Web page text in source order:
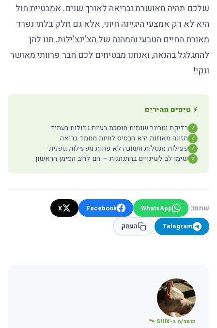
שלכם תהיה מאושרת ובריאה לאורך שנים. אמבטיית חול
היא לא רק אמצעי היגיינה חיוני, אלא גם חלק בלתי נפרד
מאורח החיים הטבעי והמהנה של הצ'ינצ'ילות. תנו להן
להתגלגל בהנאה, ואנחנו מבטיחים לכם חבר פרוותי מאושר
ונקי!
⚡ טיפים מהירים
✓ בדיקת וטרינר שנתית חוסכת בעיות גדולות בעתיד
✓ תזונה מאוזנת היא הבסיס לחיות מחמד בריאה
✓ פעילות מנטלית חשובה לא פחות מפעילות גופנית
✓ שימו לב לשינויים בהתנהגות — הם לרוב הסימן הראשון
שתפו: WhatsApp
Facebook
X
Telegram
העתק
כותב/ת ב-SHIX 🐾